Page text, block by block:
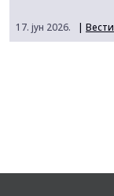
17. јун 2026. | Вести